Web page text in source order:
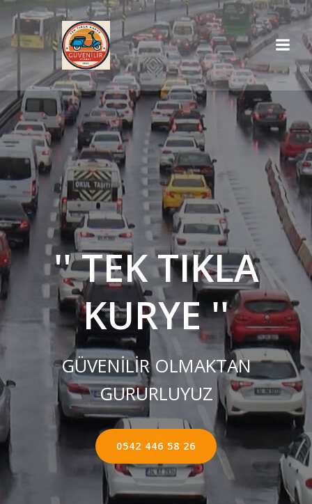
İçeriğe
geç
'' TEK TIKLA
KURYE ''
GÜVENİLİR OLMAKTAN
GURURLUYUZ
0542 446 58 26